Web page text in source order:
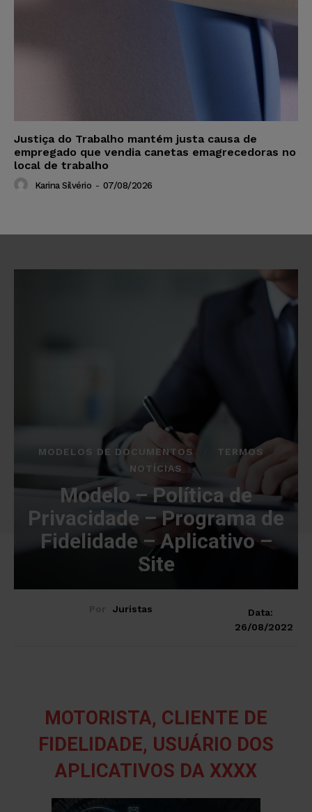
Justiça do Trabalho mantém justa causa de
empregado que vendia canetas emagrecedoras no
local de trabalho
Karina Silvério - 07/08/2026